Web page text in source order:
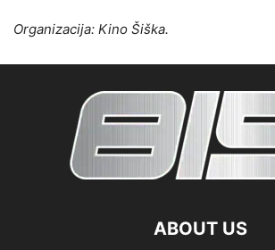
Organizacija: Kino Šiška.
ABOUT US